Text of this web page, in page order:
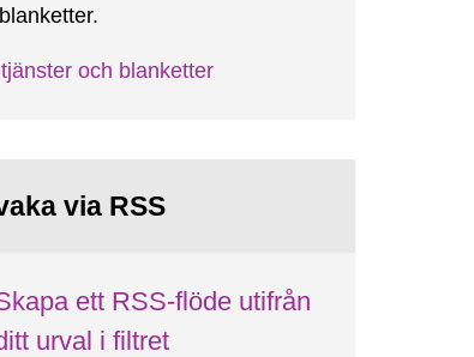
och blanketter
via RSS
ett RSS-flöde utifrån
urval i filtret